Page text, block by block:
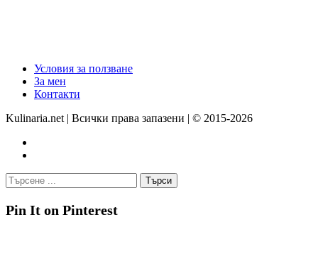
Условия за ползване
За мен
Контакти
Kulinaria.net | Всички права запазени | © 2015-2026
Pin It on Pinterest